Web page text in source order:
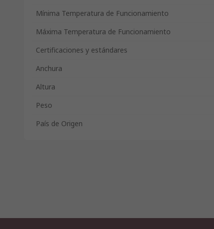
Mínima Temperatura de Funcionamiento
Máxima Temperatura de Funcionamiento
Certificaciones y estándares
Anchura
Altura
Peso
País de Origen